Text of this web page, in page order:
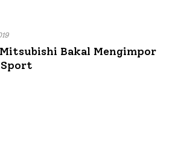
Bakal Mengimpor
Sport